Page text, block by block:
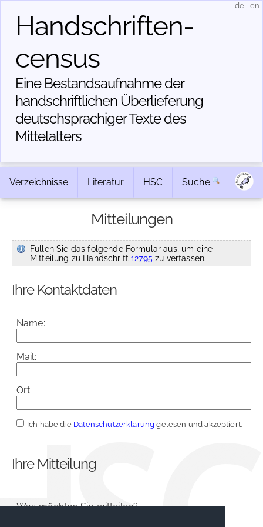
Handschriften­
census
Eine Bestandsaufnahme der
handschriftlichen Über­lieferung
deutschsprachiger Texte des
Mittelalters
de en
Verzeichnisse Literatur HSC Suche
Mitteilungen
Füllen Sie das folgende Formular aus, um eine
Mitteilung zu Handschrift12795 zu verfassen.
Ihre Kontaktdaten
Name:
Mail:
Ort:
Ich habe die Datenschutzerklärung gelesen und akzeptiert.
Ihre Mitteilung
Was möchten Sie mitteilen?